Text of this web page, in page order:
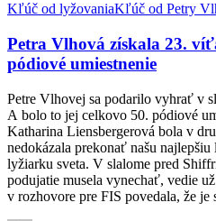
Kľúč od lyžovaniaKľúč od Petry
Petra Vlhová získala 23.
pódiové umiestnenie
Petre Vlhovej sa podarilo vyhrať v
A bolo to jej celkovo 50. pódiové
Katharina Liensbergerová bola v
nedokázala prekonať našu
lyžiarku sveta. V slalome pred
podujatie musela vynechať, vedie
v rozhovore pre FIS povedala, že